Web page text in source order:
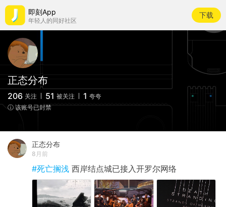
即刻App
年轻人的同好社区
下载
正态分布
206 关注 51 被关注 1 夸夸
ⓘ 该账号已封禁
正态分布
8月前
#死亡搁浅 西岸结点城已接入开罗尔网络